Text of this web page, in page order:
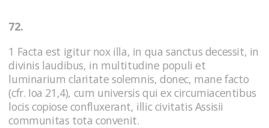
72.
1 Facta est igitur nox illa, in qua sanctus decessit, in
divinis laudibus, in multitudine populi et
luminarium claritate solemnis, donec, mane facto
(cfr. Ioa 21,4), cum universis qui ex circumiacentibus
locis copiose confluxerant, illic civitatis Assisii
communitas tota convenit.